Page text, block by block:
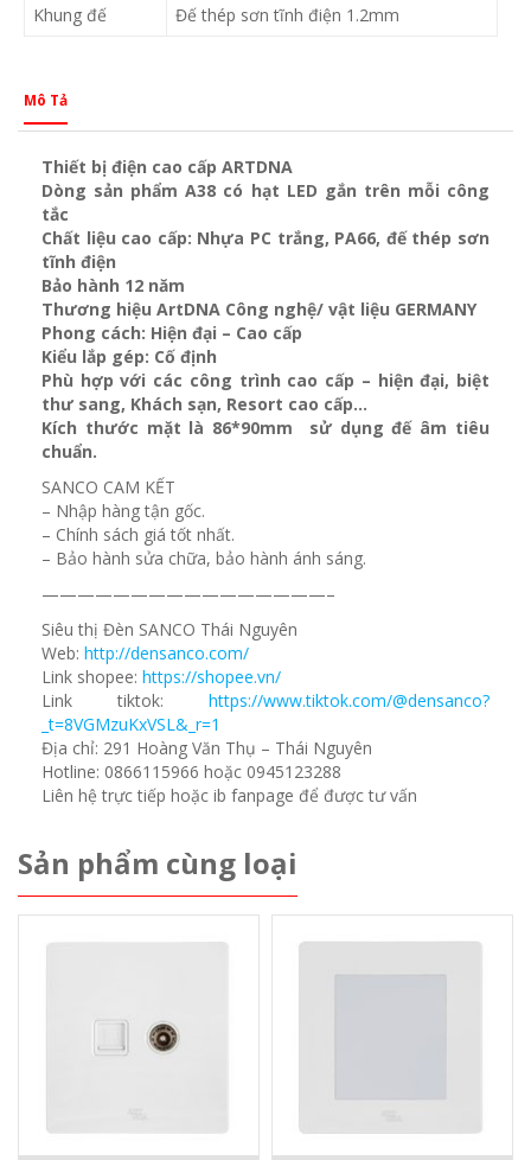
Khung đế
Đế thép sơn tĩnh điện 1.2mm
Mô Tả
Thiết bị điện cao cấp ARTDNA
Dòng sản phẩm A38 có hạt LED gắn trên mỗi công
tắc
Chất liệu cao cấp: Nhựa PC trắng, PA66, đế thép sơn
tĩnh điện
Bảo hành 12 năm
Thương hiệu ArtDNA Công nghệ/ vật liệu GERMANY
Phong cách: Hiện đại – Cao cấp
Kiểu lắp gép: Cố định
Phù hợp với các công trình cao cấp – hiện đại, biệt
thư sang, Khách sạn, Resort cao cấp…
Kích thước mặt là 86*90mm sử dụng đế âm tiêu
chuẩn.
SANCO CAM KẾT
– Nhập hàng tận gốc.
– Chính sách giá tốt nhất.
– Bảo hành sửa chữa, bảo hành ánh sáng.
————————————————–
Siêu thị Đèn SANCO Thái Nguyên
Web: http://densanco.com/
Link shopee: https://shopee.vn/
Link tiktok: https://www.tiktok.com/@densanco?
_t=8VGMzuKxVSL&_r=1
Địa chỉ: 291 Hoàng Văn Thụ – Thái Nguyên
Hotline: 0866115966 hoặc 0945123288
Liên hệ trực tiếp hoặc ib fanpage để được tư vấn
Sản phẩm cùng loại